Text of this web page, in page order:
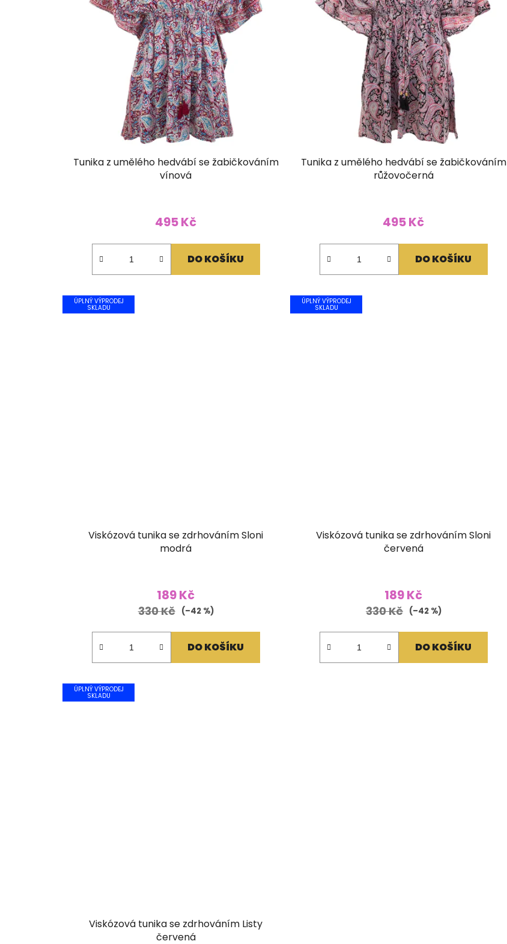
Tunika z umělého hedvábí se žabičkováním
vínová
495 Kč
DO KOŠÍKU
Tunika z umělého hedvábí se žabičkováním
růžovočerná
495 Kč
DO KOŠÍKU
ÚPLNÝ VÝPRODEJ
SKLADU
Viskózová tunika se zdrhováním Sloni
modrá
189 Kč
330 Kč (–42 %)
DO KOŠÍKU
ÚPLNÝ VÝPRODEJ
SKLADU
Viskózová tunika se zdrhováním Sloni
červená
189 Kč
330 Kč (–42 %)
DO KOŠÍKU
ÚPLNÝ VÝPRODEJ
SKLADU
Viskózová tunika se zdrhováním Listy
červená